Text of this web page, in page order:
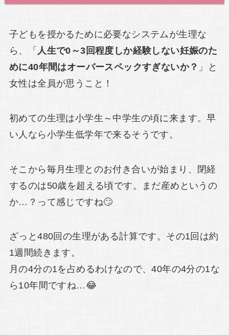
子どもを授かるために必要なシステムが生理な
ら、「 人生で0～3回程度しか経験しない妊娠のた
めに40年間はオーバースペックすぎないか？ 」と
女性は全員が思うこと！
初めての生理は小学生～中学生の頃に来ます。早
い人なら小学生低学年で来るそうです。
そこから毎月生理とのお付き合いが始まり、閉経
するのは50歳を超える頃です。まだ産めというの
か…？って感じですね🙄
ざっと480回の生理がある計算です。その1回は約
1週間続きます。
月の4分の1を占めるわけなので、40年の4分の1な
ら10年間ですね…😂